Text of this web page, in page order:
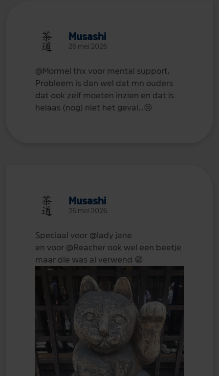
Musashi
26 mei 2026
@Mormel thx voor mental support.
Probleem is dan wel dat mn ouders
dat ook zelf moeten inzien en dat is
helaas (nog) niet het geval…😢
Musashi
26 mei 2026
Speciaal voor @lady jane
en voor @Reacher ook wel een beetje
maar die was al verwend 😁